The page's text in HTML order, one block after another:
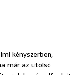
kényszerben,
már az utolsó